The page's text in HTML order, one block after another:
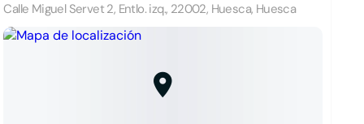
Calle Miguel Servet 2, Entlo. izq., 22002, Huesca, Huesca